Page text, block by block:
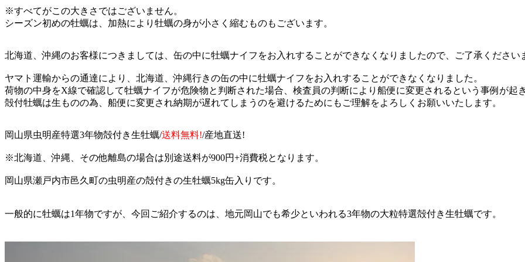
※すべてがこの大きさではございません。
シーズン初めの牡蠣は、加熱により牡蠣の身が小さく縮むものもございます。
北海道、沖縄のお客様につきましては、缶の中に牡蠣ナイフをお入れすることができなくなりましたので、ご了承ください
ヤマト運輸からの通達により、北海道、沖縄行きの缶の中に牡蠣ナイフをお入れすることができなくなりました。
荷物の中身をX線で確認して牡蠣ナイフが危険物と判断された場合、検査員の判断により船便に変更されるという事例が起
殻付牡蠣は生ものの為、船便に変更され納期が遅れてしまうのを避けるためにもご理解をよろしくお願いいたします。
岡山県虫明産特選3年物殻付き生牡蠣/送料無料!/産地直送!
※北海道、沖縄、その他離島の場合は別途送料が900円+消費税となります。
岡山県瀬戸内市邑久町の虫明産の殻付きの生牡蠣5kg缶入りです。
一般的に牡蠣は1年物ですが、今回ご紹介するのは、地元岡山でも希少といわれる3年物の大粒特選殻付き生牡蠣です。